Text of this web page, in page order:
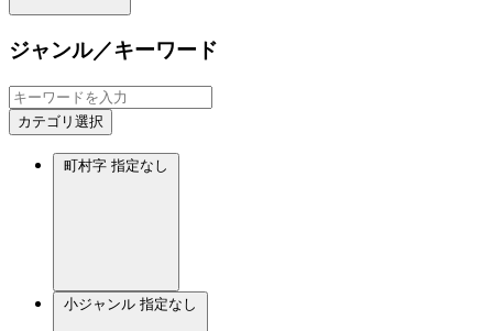
ジャンル／キーワード
カテゴリ選択
町村字 指定なし
小ジャンル 指定なし